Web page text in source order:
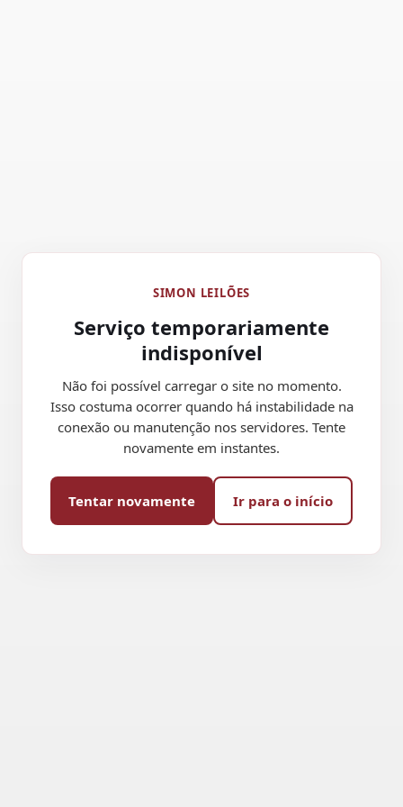
SIMON LEILÕES
Serviço temporariamente
indisponível
Não foi possível carregar o site no momento.
Isso costuma ocorrer quando há instabilidade na
conexão ou manutenção nos servidores. Tente
novamente em instantes.
Tentar novamente Ir para o início